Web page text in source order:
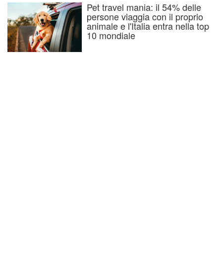
Pet travel mania: il 54% delle
persone viaggia con il proprio
animale e l'Italia entra nella top
10 mondiale